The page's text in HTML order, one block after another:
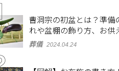
曹洞宗の初盆とは？準備
れや盆棚の飾り方、お供
を解説
葬儀 2024.04.24